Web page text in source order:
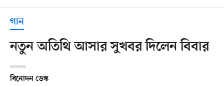
গান
নতুন অতিথি আসার সুখবর দিলেন বিবার
বিনোদন ডেস্ক